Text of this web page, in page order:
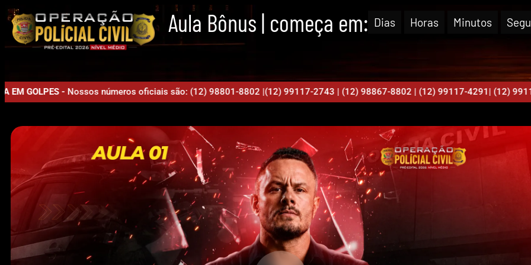
Aula Bônus | começa em: Dias Horas Minutos
GOLPES -Nossos números oficiais são: (12) 98801-8802 |(12) 99117-2743 | (12) 98867-8802 | (12) 99117-4291| (12)